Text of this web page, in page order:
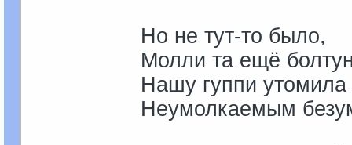
Но не тут-то было,
Молли та ещё
Нашу гуппи утомила
Неумолкаемым